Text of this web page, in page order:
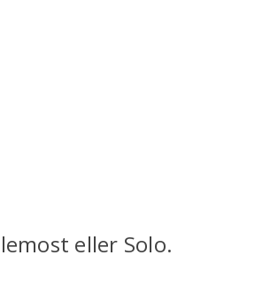
eller Solo.